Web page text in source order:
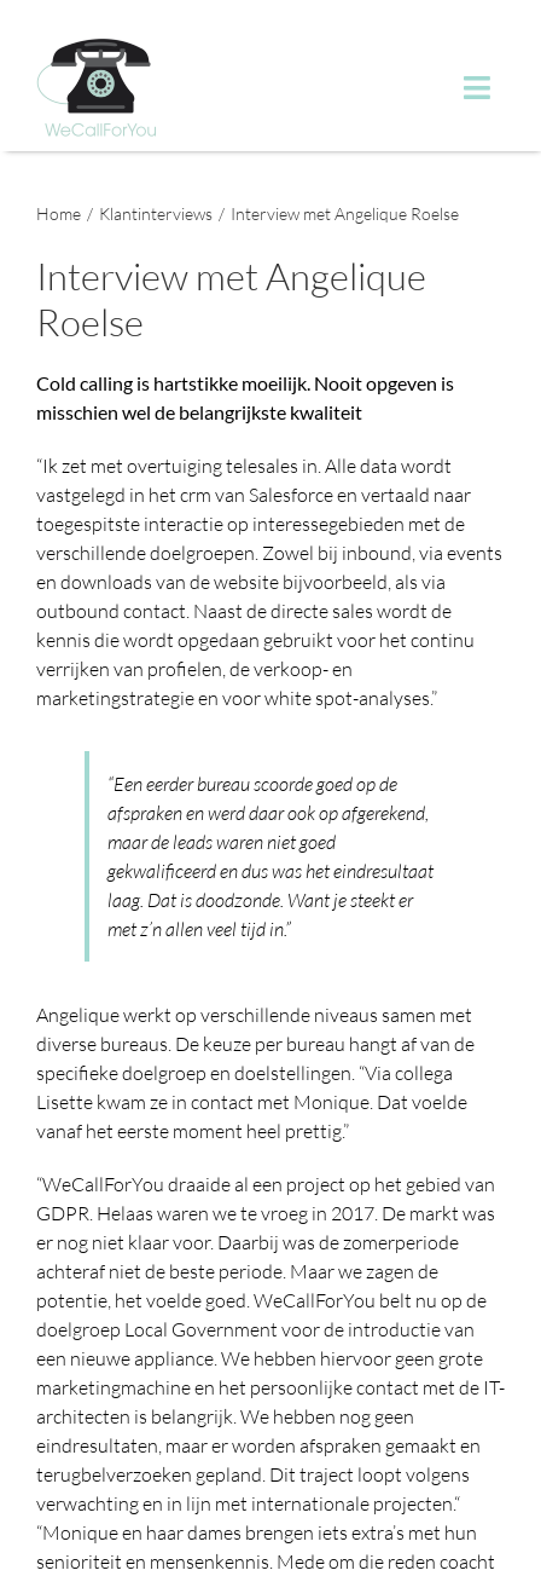
inhoud
Over ons
First Line Support
Diensten
Klanten
Publicaties
Contact
Home Klantinterviews Interview met Angelique Roelse
Interview met Angelique
Roelse
Cold calling is hartstikke moeilijk. Nooit opgeven is
misschien wel de belangrijkste kwaliteit
“Ik zet met overtuiging telesales in. Alle data wordt
vastgelegd in het crm van Salesforce en vertaald naar
toegespitste interactie op interessegebieden met de
verschillende doelgroepen. Zowel bij inbound, via events
en downloads van de website bijvoorbeeld, als via
outbound contact. Naast de directe sales wordt de
kennis die wordt opgedaan gebruikt voor het continu
verrijken van profielen, de verkoop- en
marketingstrategie en voor white spot-analyses.”
“Een eerder bureau scoorde goed op de
afspraken en werd daar ook op afgerekend,
maar de leads waren niet goed
gekwalificeerd en dus was het eindresultaat
laag. Dat is doodzonde. Want je steekt er
met z’n allen veel tijd in.”
Angelique werkt op verschillende niveaus samen met
diverse bureaus. De keuze per bureau hangt af van de
specifieke doelgroep en doelstellingen. “Via collega
Lisette kwam ze in contact met Monique. Dat voelde
vanaf het eerste moment heel prettig.”
“WeCallForYou draaide al een project op het gebied van
GDPR. Helaas waren we te vroeg in 2017. De markt was
er nog niet klaar voor. Daarbij was de zomerperiode
achteraf niet de beste periode. Maar we zagen de
potentie, het voelde goed. WeCallForYou belt nu op de
doelgroep Local Government voor de introductie van
een nieuwe appliance. We hebben hiervoor geen grote
marketingmachine en het persoonlijke contact met de IT-
architecten is belangrijk. We hebben nog geen
eindresultaten, maar er worden afspraken gemaakt en
terugbelverzoeken gepland. Dit traject loopt volgens
verwachting en in lijn met internationale projecten.“
“Monique en haar dames brengen iets extra’s met hun
senioriteit en mensenkennis. Mede om die reden coacht